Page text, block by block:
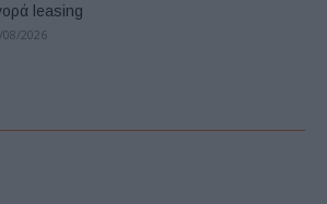
leasing
08/2026